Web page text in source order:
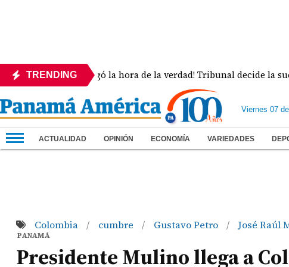
TRENDING
¡Llegó la hora de la verdad! Tribunal decide la suerte
Viernes 07
ACTUALIDAD OPINIÓN ECONOMÍA VARIEDADES
Colombia / cumbre / Gustavo Petro / José Raúl
PANAMÁ
Presidente Mulino llega a